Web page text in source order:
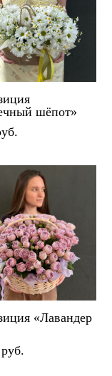
шёпот»
«Лавандер